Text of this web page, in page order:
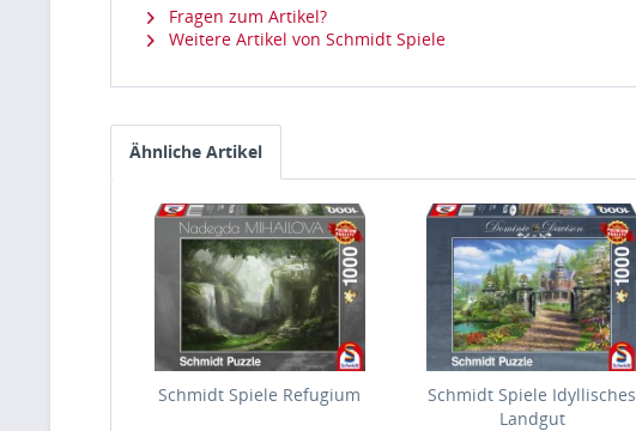
Fragen zum Artikel?
Weitere Artikel von Schmidt Spiele
Ähnliche Artikel
Schmidt Spiele Refugium
Schmidt Spiele Idyllisches
Landgut